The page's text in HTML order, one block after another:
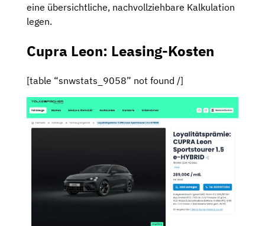
eine übersichtliche, nachvollziehbare Kalkulation
legen.
Cupra Leon: Leasing-Kosten
[table “snwstats_9058” not found /]